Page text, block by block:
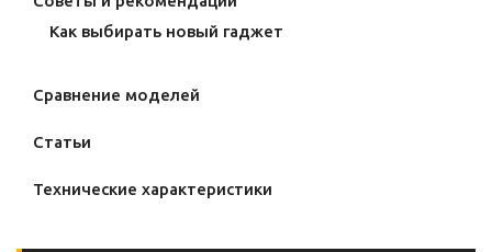
Как выбирать новый гаджет
Сравнение моделей
Статьи
Технические характеристики